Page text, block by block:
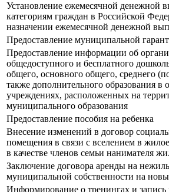
Установление ежемесячной денежной
категориям граждан в Российской
назначении ежемесячной денежной
Предоставление муниципальной
Предоставление информации об
общедоступного и бесплатного
общего, основного общего, среднего
также дополнительного образования в
учреждениях, расположенных на
муниципального образования
Предоставление пособия на ребенка
Внесение изменений в договор
помещения в связи с вселением в
в качестве членов семьи нанимателя
Заключение договора аренды на
муниципальной собственности на
Информирование о тренингах и запись